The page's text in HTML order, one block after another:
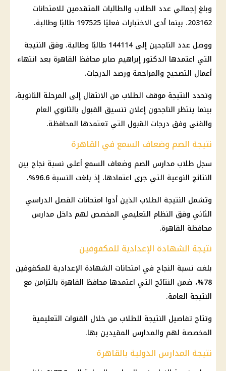
وبلغ إجمالي عدد الطلاب والطالبات المتقدمين للامتحانات
203162، بينما أدى الاختبارات فعليًا 197525 طالبًا وطالبة.
ووصل عدد الناجحين إلى 144114 طالبًا وطالبة، وفق النتيجة
التي اعتمدها الدكتور إبراهيم صابر محافظ القاهرة بعد انتهاء
أعمال التصحيح والمراجعة ورصد الدرجات.
وتحدد النتيجة موقف الطلاب من الانتقال إلى المرحلة الثانوية،
بينما ينتظر الناجحون إعلان تنسيق القبول بالثانوي العام
والفني وفق درجات القبول التي تعتمدها المحافظة.
نتيجة الصم وضعاف السمع في القاهرة
سجل طلاب مدارس الصم وضعاف السمع أعلى نسبة نجاح بين
النتائج النوعية التي جرى اعتمادها، إذ بلغت النسبة 96.6%.
وتشمل النتيجة الطلاب الذين أدوا امتحانات الفصل الدراسي
الثاني وفق النظام التعليمي المخصص لهم داخل مدارس
محافظة القاهرة.
نتيجة الشهادة الإعدادية للمكفوفين
بلغت نسبة النجاح في امتحانات الشهادة الإعدادية للمكفوفين
78%، ضمن النتائج التي اعتمدها محافظ القاهرة بالتزامن مع
النتيجة العامة.
وتتاح تفاصيل النتيجة للطلاب من خلال القنوات التعليمية
المخصصة لهم والمدارس المقيدين بها.
نتيجة المدارس الدولية بالقاهرة